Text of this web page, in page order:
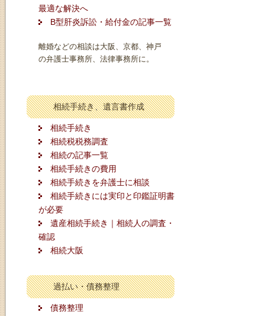
最適な解決へ
B型肝炎訴訟・給付金の記事一覧
離婚などの相談は大阪、京都、神戸
の弁護士事務所、法律事務所に。
相続手続き、遺言書作成
相続手続き
相続税税務調査
相続の記事一覧
相続手続きの費用
相続手続きを弁護士に相談
相続手続きには実印と印鑑証明書
が必要
遺産相続手続き｜相続人の調査・
確認
相続大阪
過払い・債務整理
債務整理